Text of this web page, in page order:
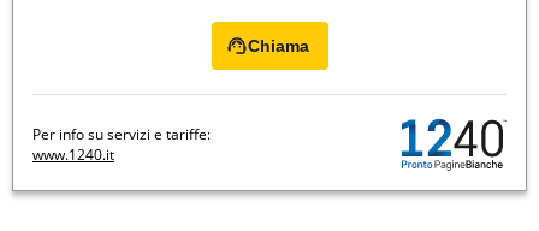
Chiama
Per info su servizi e tariffe:
www.1240.it